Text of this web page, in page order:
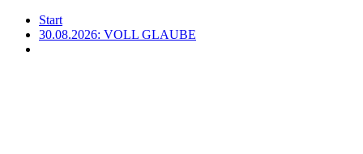
Start
30.08.2026: VOLL GLAUBE